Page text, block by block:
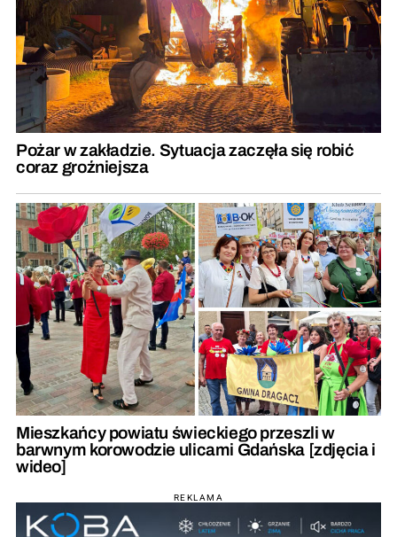
Pożar w zakładzie. Sytuacja zaczęła się robić
coraz groźniejsza
Mieszkańcy powiatu świeckiego przeszli w
barwnym korowodzie ulicami Gdańska [zdjęcia i
wideo]
REKLAMA